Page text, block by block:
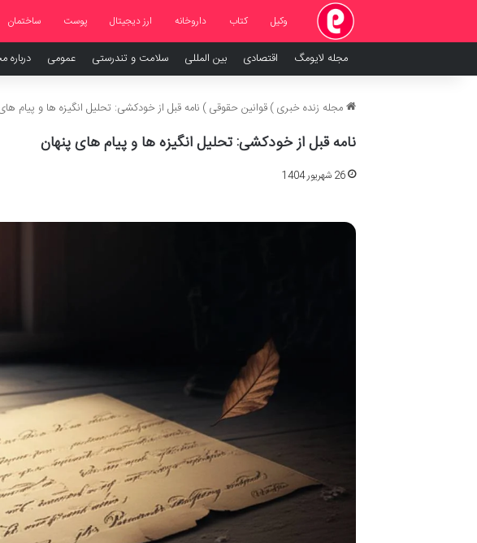
وکیل کتاب داروخانه ارز دیجیتال پوست ساختمان
مجله لایومگ اقتصادی بین المللی سلامت و تندرستی عمومی
مجله زنده خبری ) قوانین حقوقی ) نامه قبل از خودکشی: تحلیل انگیزه ها و پیام
نامه قبل از خودکشی: تحلیل انگیزه ها و پیام های پنهان
26 شهریور 1404